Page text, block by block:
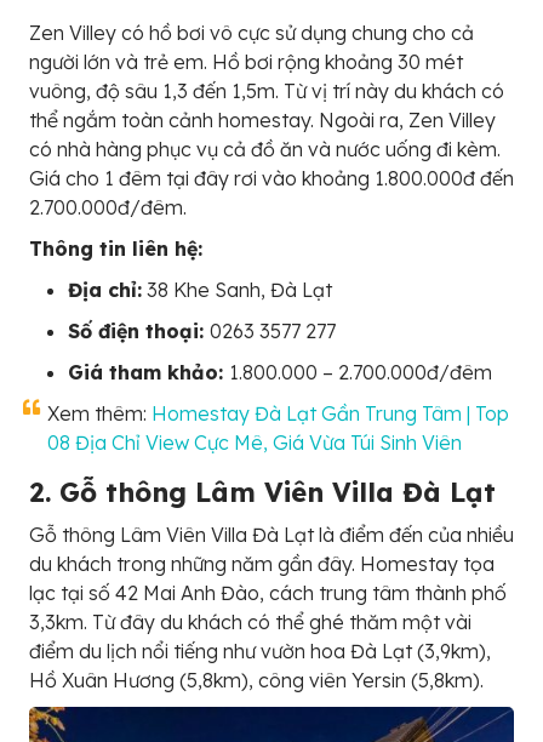
Zen Villey có hồ bơi vô cực sử dụng chung cho cả
người lớn và trẻ em. Hồ bơi rộng khoảng 30 mét
vuông, độ sâu 1,3 đến 1,5m. Từ vị trí này du khách có
thể ngắm toàn cảnh homestay. Ngoài ra, Zen Villey
có nhà hàng phục vụ cả đồ ăn và nước uống đi kèm.
Giá cho 1 đêm tại đây rơi vào khoảng 1.800.000đ đến
2.700.000đ/đêm.
Thông tin liên hệ:
Địa chỉ: 38 Khe Sanh, Đà Lạt
Số điện thoại: 0263 3577 277
Giá tham khảo: 1.800.000 – 2.700.000đ/đêm
Xem thêm: Homestay Đà Lạt Gần Trung Tâm | Top
08 Địa Chỉ View Cực Mê, Giá Vừa Túi Sinh Viên
2. Gỗ thông Lâm Viên Villa Đà Lạt
Gỗ thông Lâm Viên Villa Đà Lạt là điểm đến của nhiều
du khách trong những năm gần đây. Homestay tọa
lạc tại số 42 Mai Anh Đào, cách trung tâm thành phố
3,3km. Từ đây du khách có thể ghé thăm một vài
điểm du lịch nổi tiếng như vườn hoa Đà Lạt (3,9km),
Hồ Xuân Hương (5,8km), công viên Yersin (5,8km).